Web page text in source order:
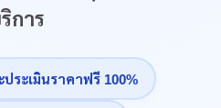
การ
ระเมินราคาฟรี 100%